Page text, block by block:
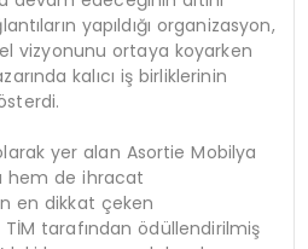
yapıldığı organizasyon,
vizyonunu ortaya koyarken
kalıcı iş birliklerinin
yer alan Asortie Mobilya
hem de ihracat
en dikkat çeken
tarafından ödüllendirilmiş